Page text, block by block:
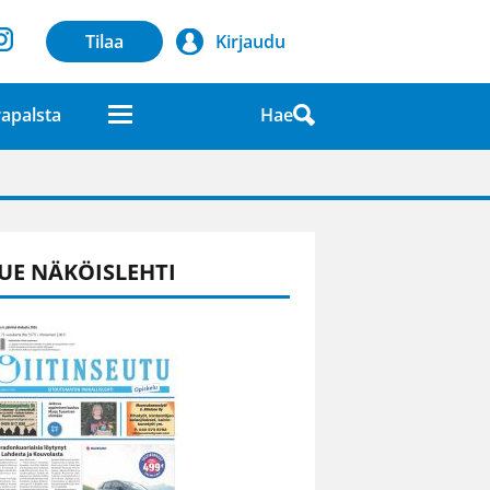
Tilaa Kirjaudu
Hae
lehdessä
NÄKÖISLEHTI